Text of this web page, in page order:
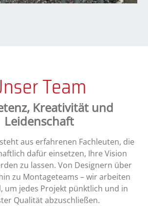
Team
Kreativität und
Leidenschaft
aus erfahrenen Fachleuten, die
dafür einsetzen, Ihre Vision
zu lassen. Von Designern über
zu Montageteams – wir arbeiten
um jedes Projekt pünktlich und in
Qualität abzuschließen.